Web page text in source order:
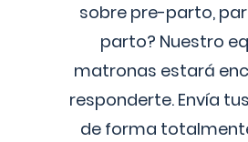
sobre pre-parto,
parto? Nuestro
matronas estará
responderte. Envía
de forma